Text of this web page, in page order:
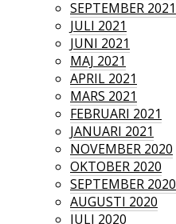
SEPTEMBER 2021
JULI 2021
JUNI 2021
MAJ 2021
APRIL 2021
MARS 2021
FEBRUARI 2021
JANUARI 2021
NOVEMBER 2020
OKTOBER 2020
SEPTEMBER 2020
AUGUSTI 2020
JULI 2020